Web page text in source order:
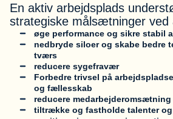
En aktiv arbejdsplads
strategiske målsætninger ved
øge performance og sikre stabil
nedbryde siloer og skabe bedre
tværs
reducere sygefravær
Forbedre trivsel på
og fællesskab
reducere medarbejderomsætning
tiltrække og fastholde talenter